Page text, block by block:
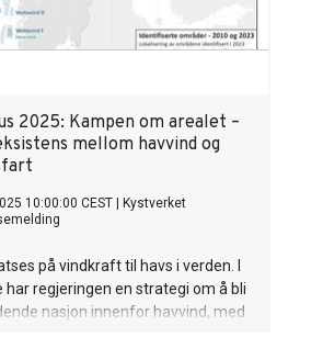
2025: Kampen om arealet –
mellom havvind og
10:00:00 CEST
Kystverket
på vindkraft til havs i verden. I
har regjeringen en strategi om å bli
nasjon innenfor havvind, med